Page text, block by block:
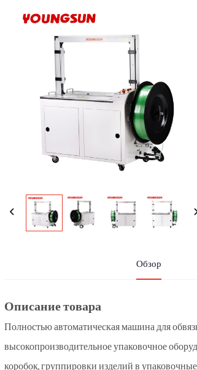
Обзор
Описание товара
Полностью автоматическая машина для
высокопроизводительное упаковочное
коробок, группировки изделий в